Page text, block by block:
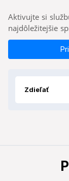
Aktivujte si
najdôležitejšie
Zdieľať